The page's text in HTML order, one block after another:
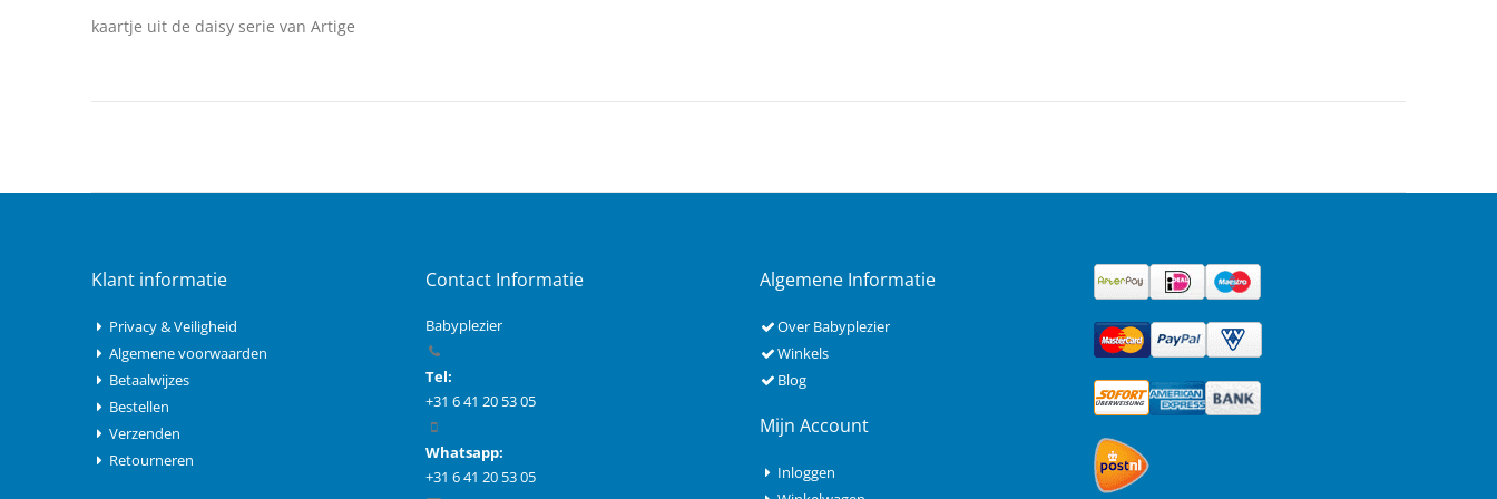
van
gallerij
kaartje uit de daisy serie van Artige
Klant informatie
Privacy & Veiligheid
Algemene voorwaarden
Betaalwijzes
Bestellen
Verzenden
Retourneren
Contact Informatie
Babyplezier
Tel:
+31 6 41 20 53 05
Whatsapp:
+31 6 41 20 53 05
Algemene Informatie
Over Babyplezier
Winkels
Blog
Mijn Account
Inloggen